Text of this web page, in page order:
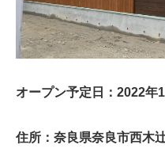
オープン予定日：2022年
住所：奈良県奈良市西木